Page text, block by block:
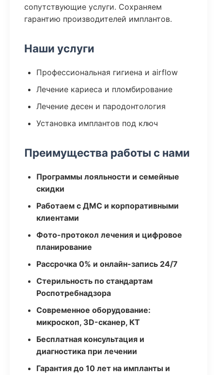
сопутствующие услуги. Сохраняем
гарантию производителей имплантов.
Наши услуги
Профессиональная гигиена и airflow
Лечение кариеса и пломбирование
Лечение десен и пародонтология
Установка имплантов под ключ
Преимущества работы с нами
Программы лояльности и семейные
скидки
Работаем с ДМС и корпоративными
клиентами
Фото-протокол лечения и цифровое
планирование
Рассрочка 0% и онлайн-запись 24/7
Стерильность по стандартам
Роспотребнадзора
Современное оборудование:
микроскоп, 3D-сканер, КТ
Бесплатная консультация и
диагностика при лечении
Гарантия до 10 лет на импланты и